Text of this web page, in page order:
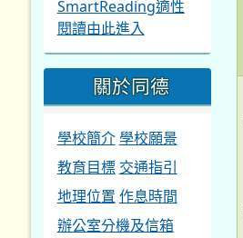
SmartReading適性
閱讀由此進入
關於同德
學校簡介 學校願景
教育目標 交通指引
地理位置 作息時間
辦公室分機及信箱